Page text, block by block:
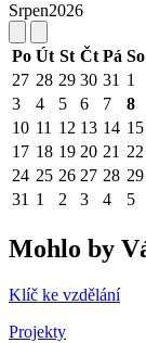
Srpen2026
Po Út St Čt Pá So
27 28 29 30 31 1
3
4 5 6 7 8
10 11 12 13 14 15
17 18 19 20 21 22
24 25 26 27 28 29
31 1 2 3 4 5
Mohlo by
Klíč ke vzdělání
Projekty